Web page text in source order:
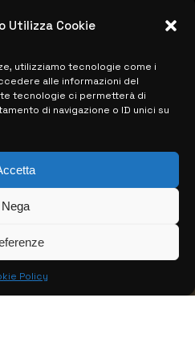
Utilizza Cookie
utilizziamo tecnologie come i
alle informazioni del
tecnologie ci permetterà di
di navigazione o ID unici su
Nega
Policy